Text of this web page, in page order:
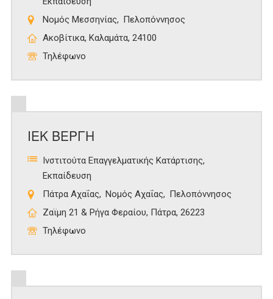
Νομός Μεσσηνίας
Πελοπόννησος
Ακοβίτικα, Καλαμάτα, 24100
Τηλέφωνο
ΙΕΚ ΒΕΡΓΗ
Ινστιτούτα Επαγγελματικής Κατάρτισης
Εκπαίδευση
Πάτρα Αχαΐας
Νομός Αχαΐας
Πελοπόννησος
Ζαϊμη 21 & Ρήγα Φεραίου, Πάτρα, 26223
Τηλέφωνο